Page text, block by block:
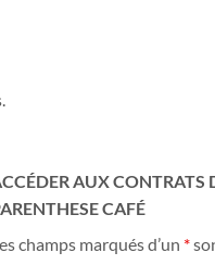
AUX CONTRATS
CAFÉ
champs marqués d’un *